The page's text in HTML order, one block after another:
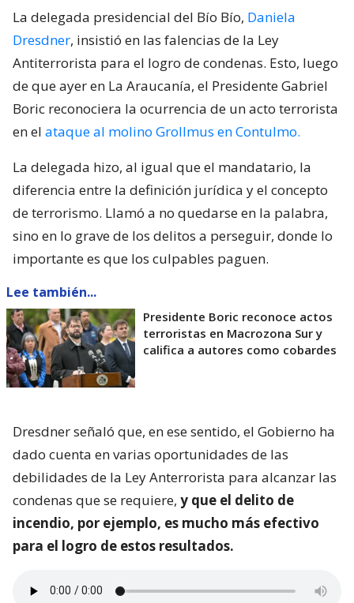
La delegada presidencial del Bío Bío, Daniela
Dresdner, insistió en las falencias de la Ley
Antiterrorista para el logro de condenas. Esto, luego
de que ayer en La Araucanía, el Presidente Gabriel
Boric reconociera la ocurrencia de un acto terrorista
en el ataque al molino Grollmus en Contulmo.
La delegada hizo, al igual que el mandatario, la
diferencia entre la definición jurídica y el concepto
de terrorismo. Llamó a no quedarse en la palabra,
sino en lo grave de los delitos a perseguir, donde lo
importante es que los culpables paguen.
Lee también...
Presidente Boric reconoce actos
terroristas en Macrozona Sur y
califica a autores como cobardes
Dresdner señaló que, en ese sentido, el Gobierno ha
dado cuenta en varias oportunidades de las
debilidades de la Ley Anterrorista para alcanzar las
condenas que se requiere, y que el delito de
incendio, por ejemplo, es mucho más efectivo
para el logro de estos resultados.